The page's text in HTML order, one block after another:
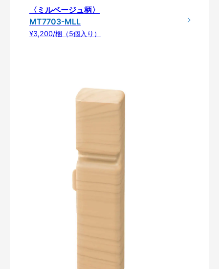
〈ミルベージュ柄〉
MT7703-MLL
¥3,200/梱（5個入り）